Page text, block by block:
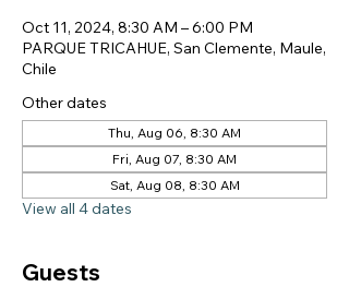
Oct 11, 2024, 8:30 AM – 6:00 PM
PARQUE TRICAHUE, San Clemente, Maule,
Chile
Other dates
Thu, Aug 06, 8:30 AM
Fri, Aug 07, 8:30 AM
Sat, Aug 08, 8:30 AM
View all 4 dates
Guests